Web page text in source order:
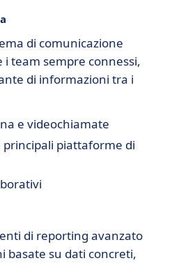
di comunicazione
team sempre connessi,
di informazioni tra i
e videochiamate
piattaforme di
di reporting avanzato
basate su dati concreti,